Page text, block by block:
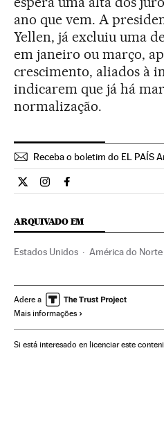
ano que vem. A
Yellen, já excluiu uma
em janeiro ou março,
crescimento, aliados à
indicarem que já há
normalização.
Receba o boletim do EL PAÍS
Economia El País Brasil en
Economia El País Brasil
Economia El País
ARQUIVADO EM
Estados Unidos América do Norte
Adere a
Mais informações
Si está interesado en licenciar este